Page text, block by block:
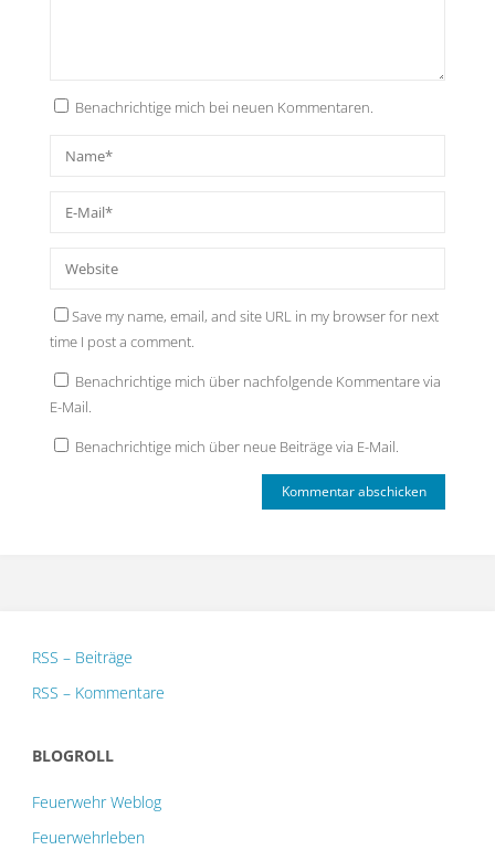
Benachrichtige mich bei neuen Kommentaren.
Save my name, email, and site URL in my browser for next
time I post a comment.
Benachrichtige mich über nachfolgende Kommentare via
E-Mail.
Benachrichtige mich über neue Beiträge via E-Mail.
RSS – Beiträge
RSS – Kommentare
BLOGROLL
Feuerwehr Weblog
Feuerwehrleben